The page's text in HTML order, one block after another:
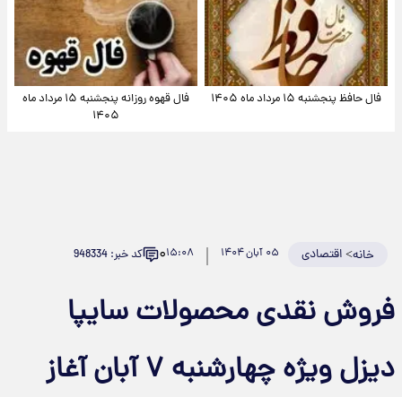
فال حافظ پنجشنبه ۱۵ مرداد ماه ۱۴۰۵
فال قهوه روزانه پنجشنبه ۱۵ مرداد ماه
۱۴۰۵
خانه>اقتصادی ۰۵ آبان ۱۴۰۴ ۱۵:۰۸۰ کد خبر: 948334
فروش نقدی محصولات سایپا
دیزل ویژه چهارشنبه ۷ آبان آغاز